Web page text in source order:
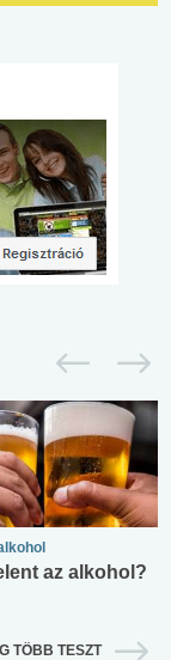
az alkohol?
TÖBB TESZT